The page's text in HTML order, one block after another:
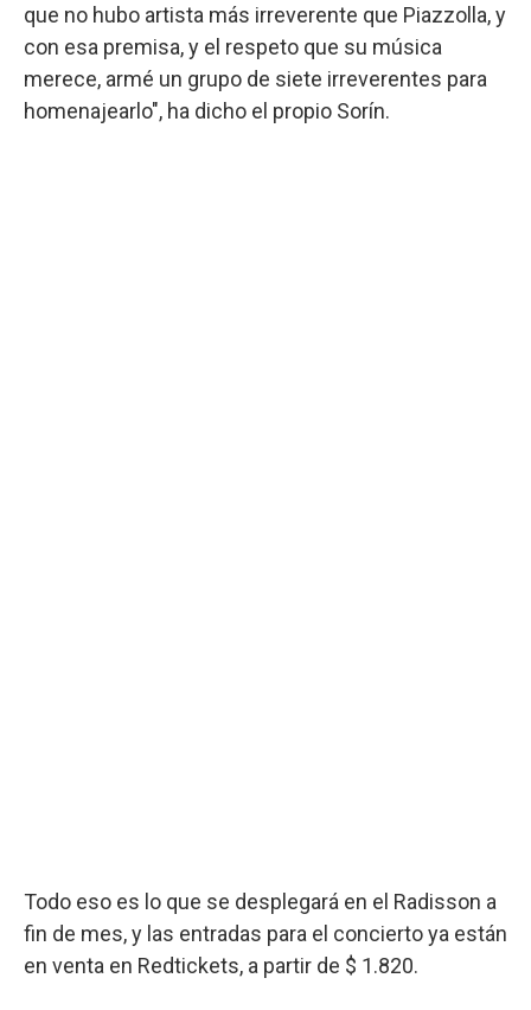
que no hubo artista más irreverente que Piazzolla, y
con esa premisa, y el respeto que su música
merece, armé un grupo de siete irreverentes para
homenajearlo", ha dicho el propio Sorín.
Todo eso es lo que se desplegará en el Radisson a
fin de mes, y las entradas para el concierto ya están
en venta en Redtickets, a partir de $ 1.820.